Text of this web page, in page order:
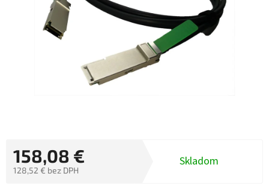
158,08 €
128,52 € bez DPH
Skladom